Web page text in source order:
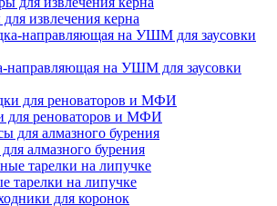
извлечения керна
направляющая на УШМ для заусовки
для реноваторов и МФИ
алмазного бурения
тарелки на липучке